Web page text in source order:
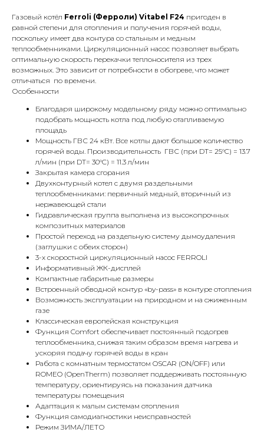
Газовый котёл Ferroli (Ферроли) Vitabel F24 пригоден в
равной степени для отопления и получения горячей воды,
поскольку имеет два контура со стальным и медным
теплообменниками. Циркуляционный насос позволяет выбрать
оптимальную скорость перекачки теплоносителя из трех
возможных. Это зависит от потребности в обогреве, что может
отличаться по времени.
Особенности
Благодаря широкому модельному ряду можно оптимально
подобрать мощность котла под любую отапливаемую
площадь
Мощность ГВС 24 кВт. Все котлы дают большое количество
горячей воды. Производительность ГВС (при DT= 25°C) = 13.7
л/мин (при DT= 30°C) = 11.3 л/мин
Закрытая камера сгорания
Двухконтурный котел с двумя раздельными
теплообменниками: первичный медный, вторичный из
нержавеющей стали
Гидравлическая группа выполнена из высокопрочных
композитных материалов
Простой переход на раздельную систему дымоудаления
(заглушки с обеих сторон)
3-х скоростной циркуляционный насос FERROLI
Информативный ЖК-дисплей
Компактные габаритные размеры
Встроенный обводной контур «by-pass» в контуре отопления
Возможность эксплуатации на природном и на сжиженным
газе
Классическая европейская конструкция
Функция Comfort обеспечивает постоянный подогрев
теплообменника, снижая таким образом время нагрева и
ускоряя подачу горячей воды в кран
Работа с комнатным термостатом OSCAR (ON/OFF) или
ROMEO (OpenTherm) позволяет поддерживать постоянную
температуру, ориентируясь на показания датчика
температуры помещения
Адаптация к малым системам отопления
Функция самодиагностики неисправностей
Режим ЗИМА/ЛЕТО
Адрес
Г.Москва Волоколамское шоссе,
71/22к2
КОНТАКТЫ